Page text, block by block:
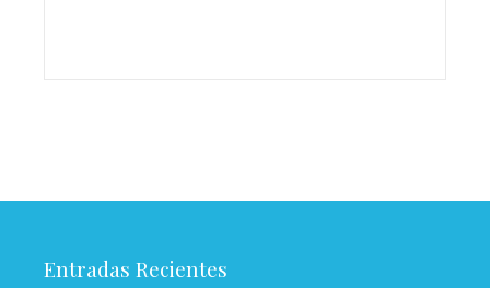
Entradas Recientes